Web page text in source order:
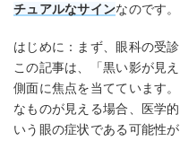
チュアルなサインなのです。
はじめに：まず、眼科の受
この記事は、「黒い影が見
側面に焦点を当てています
なものが見える場合、医学
いう眼の症状である可能性